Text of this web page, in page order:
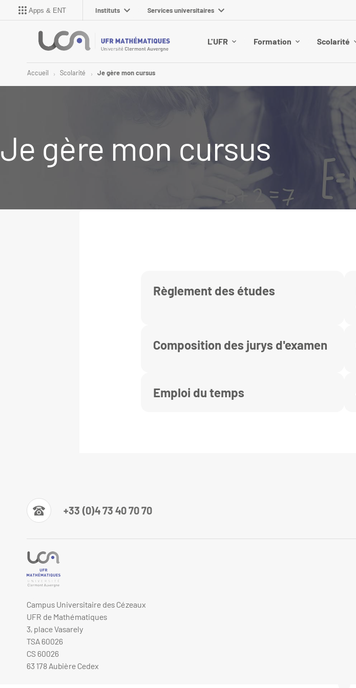
Apps & ENT Instituts Services universitaires
L'UFR Formation Scolarité
Accueil Scolarité Je gère mon cursus
Je gère mon cursus
Règlement des études
Composition des jurys d'examen
Emploi du temps
+33 (0)4 73 40 70 70
Campus Universitaire des Cézeaux
UFR de Mathématiques
3, place Vasarely
TSA 60026
CS 60026
63 178 Aubière Cedex